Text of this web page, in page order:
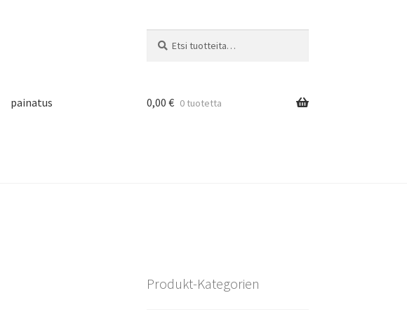
painatus 0,00 € 0 tuotetta
Produkt-Kategorien